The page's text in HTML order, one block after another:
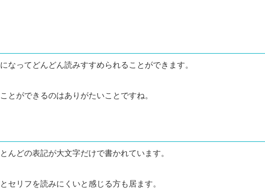
なってどんどん読みすすめられることができます。
とができるのはありがたいことですね。
んどの表記が大文字だけで書かれています。
セリフを読みにくいと感じる方も居ます。